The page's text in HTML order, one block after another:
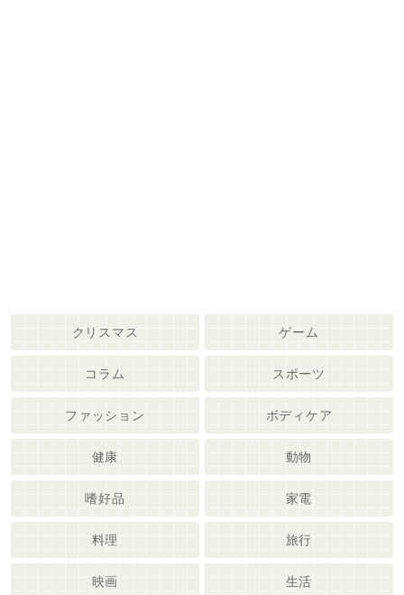
クリスマス ゲーム
コラム スポーツ
ファッション ボディケア
健康 動物
嗜好品 家電
料理 旅行
映画 生活